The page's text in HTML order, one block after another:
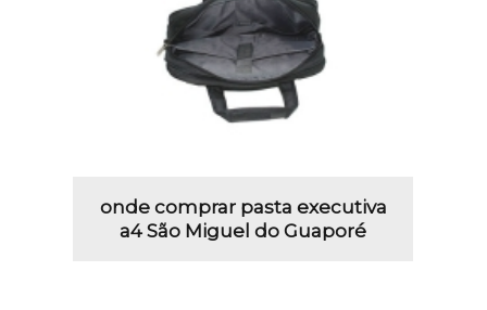
onde comprar pasta executiva
a4 São Miguel do Guaporé